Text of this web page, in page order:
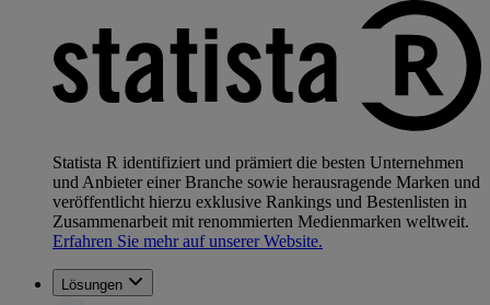
Statista R identifiziert und prämiert die besten Unternehmen
und Anbieter einer Branche sowie herausragende Marken und
veröffentlicht hierzu exklusive Rankings und Bestenlisten in
Zusammenarbeit mit renommierten Medienmarken weltweit.
Erfahren Sie mehr auf unserer Website.
Lösungen